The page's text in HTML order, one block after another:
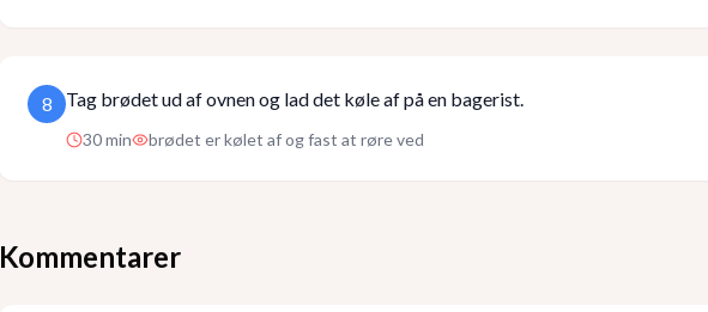
8 Tag brødet ud af ovnen og lad det køle af på en bagerist.
30min brødet er kølet af og fast at røre ved
Kommentarer